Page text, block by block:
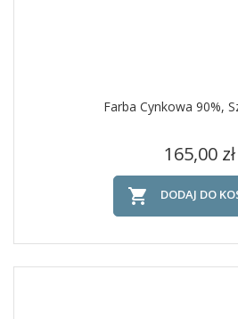
Farba Cynkowa 90%,
Cena
165,00 zł
 DODAJ DO